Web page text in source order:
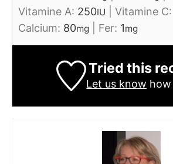
Vitamine A: 250IU Vitamine C:
Calcium: 80mg Fer: 1mg
Tried this
Let us know